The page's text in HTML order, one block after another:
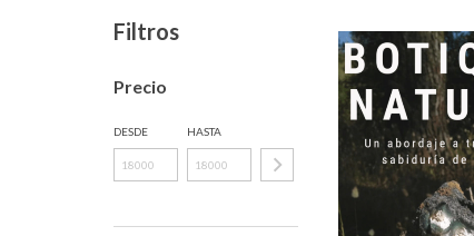
Filtros
Precio
DESDE HASTA